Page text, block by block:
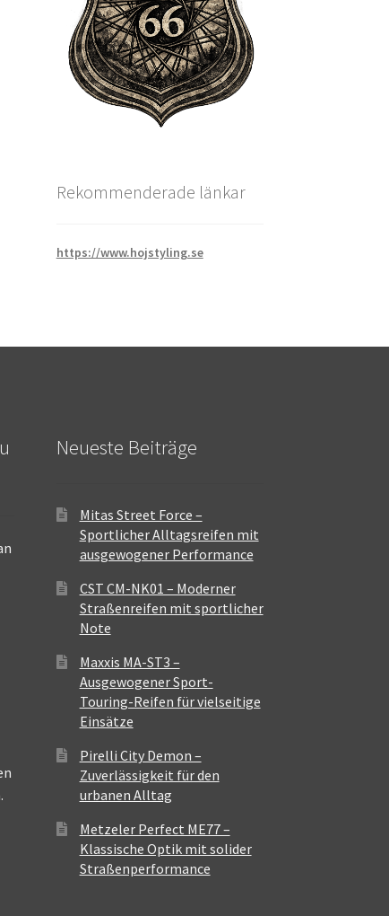
Rekommenderade länkar
https://www.hojstyling.se
Neueste Beiträge
Mitas Street Force –
Sportlicher Alltagsreifen mit
ausgewogener Performance
CST CM-NK01 – Moderner
Straßenreifen mit sportlicher
Note
Maxxis MA-ST3 –
Ausgewogener Sport-
Touring-Reifen für vielseitige
Einsätze
Pirelli City Demon –
Zuverlässigkeit für den
urbanen Alltag
Metzeler Perfect ME77 –
Klassische Optik mit solider
Straßenperformance